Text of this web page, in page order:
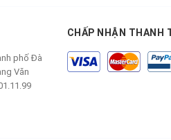
phố Đà
Văn
CHẤP NHẬN THANH